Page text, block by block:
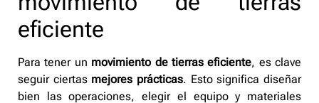
eficiente
Para tener un movimiento de tierras eficiente, es clave
seguir ciertas mejores prácticas. Esto significa diseñar
bien las operaciones, elegir el equipo y materiales